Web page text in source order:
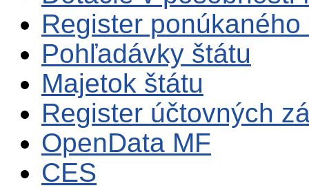
Register
Pohľadávky štátu
Majetok štátu
Register účtovných
OpenData MF
CES